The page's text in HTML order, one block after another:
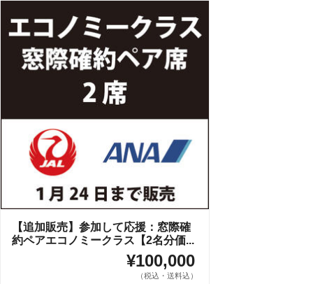
【追加販売】参加して応援：窓際確
約ペアエコノミークラス【2名分価...
¥100,000
（税込・送料込）